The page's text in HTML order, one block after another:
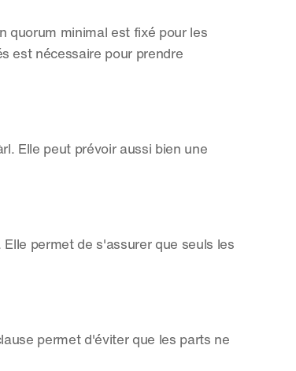
quorum minimal est fixé pour les
est nécessaire pour prendre
Elle peut prévoir aussi bien une
permet de s'assurer que seuls les
permet d'éviter que les parts ne